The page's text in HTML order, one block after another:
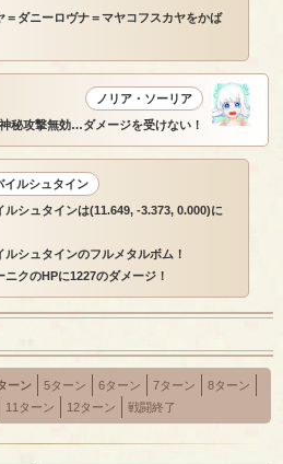
＝ダニーロヴナ＝マヤコフスカヤをかば
ノリア・ソーリア
秘攻撃無効…ダメージを受けない！
イルシュタイン
ルシュタインは(11.649, -3.373, 0.000)に
ルシュタインのフルメタルボム！
ニクのHPに1227のダメージ！
ーン 5ターン 6ターン 7ターン
8ターン
11ターン 12ターン 戦闘終了